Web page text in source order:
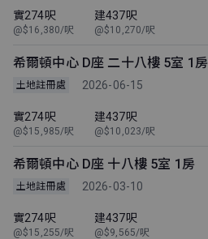
實274呎
@$16,380/呎
建437呎
@$10,270/呎
希爾頓中心 D座 二十八樓 5室 1房
土地註冊處 2026-06-15
實274呎
@$15,985/呎
建437呎
@$10,023/呎
希爾頓中心 D座 十八樓 5室 1房
土地註冊處 2026-03-10
實274呎
@$15,255/呎
建437呎
@$9,565/呎